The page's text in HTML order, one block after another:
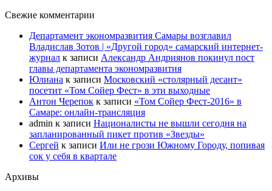
Свежие комментарии
Департамент экономразвития Самары возглавил
Владислав Зотов | «Другой город» самарский интернет-
журнал к записи Александр Андриянов покинул пост
главы департамента экономразвития
Юлиана к записи Московский «столярный десант»
посетит «Том Сойер Фест» в эти выходные
Антон Черепок к записи «Том Сойер Фест-2016» в
Самаре: онлайн-трансляция
admin к записи Националисты не вышли сегодня на
запланированный пикет против «Звезды»
Сергей к записи Или не грози Южному Городу, попивая
сок у себя в квартале
Архивы